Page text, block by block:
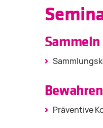
Bewahren
Präventive